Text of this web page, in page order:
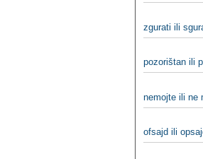
zgurati ili
pozorištan ili
nemojte ili ne
ofsajd ili